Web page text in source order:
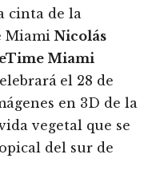
cinta de la
Miami Nicolás
Miami
el 28 de
en 3D de la
vegetal que se
del sur de